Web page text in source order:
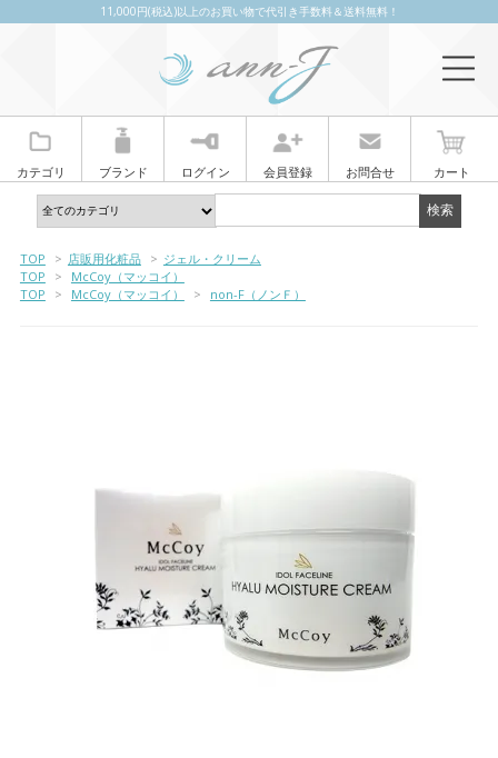
11,000円(税込)以上のお買い物で代引き手数料＆送料無料！
カテゴリ ブランド ログイン 会員登録 お問合せ カート
TOP > 店販用化粧品 > ジェル・クリーム
TOP
>
McCoy（マッコイ）
TOP
> McCoy（マッコイ） > non-F（ノンＦ）